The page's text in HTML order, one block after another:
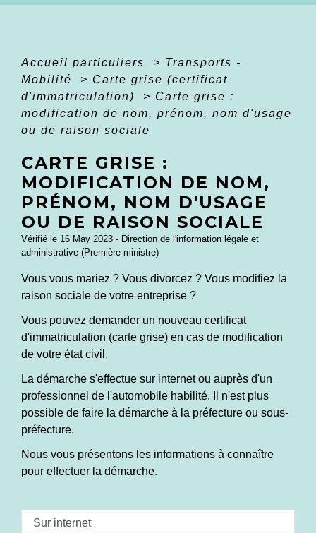
Accueil particuliers > Transports -
Mobilité
> Carte grise (certificat
d'immatriculation)
> Carte grise :
modification de nom, prénom, nom d'usage
ou de raison sociale
CARTE GRISE :
MODIFICATION DE NOM,
PRÉNOM, NOM D'USAGE
OU DE RAISON SOCIALE
Vérifié le 16 May 2023 - Direction de l'information légale et
administrative (Première ministre)
Vous vous mariez ? Vous divorcez ? Vous modifiez la
raison sociale de votre entreprise ?
Vous pouvez demander un nouveau certificat
d'immatriculation (carte grise) en cas de modification
de votre état civil.
La démarche s'effectue sur internet ou auprès d'un
professionnel de l'automobile habilité. Il n'est plus
possible de faire la démarche à la préfecture ou sous-
préfecture.
Nous vous présentons les informations à connaître
pour effectuer la démarche.
Sur internet